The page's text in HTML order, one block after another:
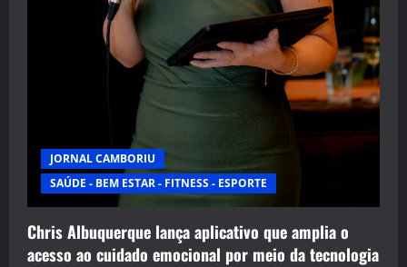
JORNAL CAMBORIU
SAÚDE - BEM ESTAR - FITNESS - ESPORTE
Chris Albuquerque lança aplicativo que amplia o
acesso ao cuidado emocional por meio da tecnologia